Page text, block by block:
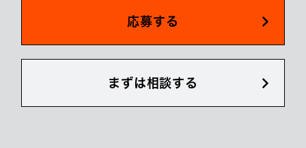
応募する
まずは相談する